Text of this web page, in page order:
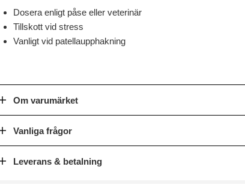
Dosera enligt påse eller veterinär
Tillskott vid stress
Vanligt vid patellaupphakning
Om varumärket
Vanliga frågor
Leverans & betalning